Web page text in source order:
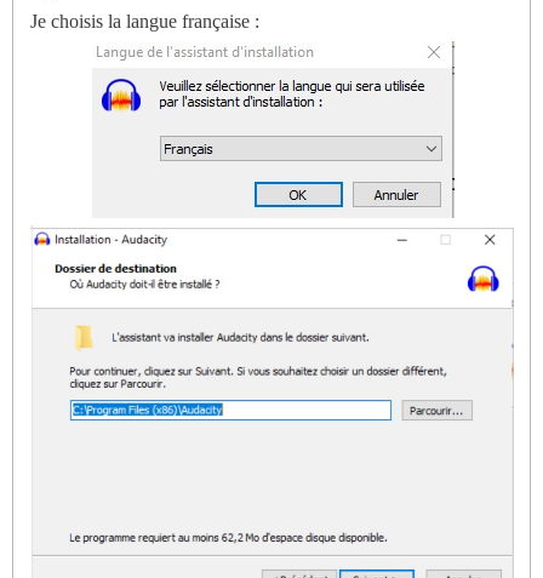
Je choisis la langue française :